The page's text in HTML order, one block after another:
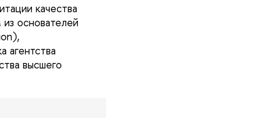
качества
основателей
высшего